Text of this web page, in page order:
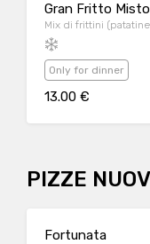
Gran Fritto Misto
Mix di frittini
Only for dinner
13.00 €
PIZZE
Fortunata